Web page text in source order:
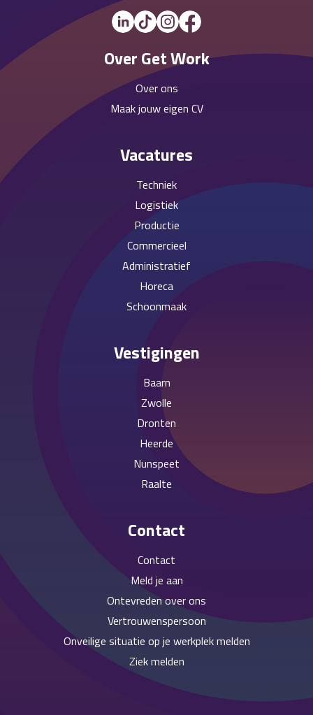
Over Get Work
Over ons
Maak jouw eigen CV
Vacatures
Techniek
Logistiek
Productie
Commercieel
Administratief
Horeca
Schoonmaak
Vestigingen
Baarn
Zwolle
Dronten
Heerde
Nunspeet
Raalte
Contact
Contact
Meld je aan
Ontevreden over ons
Vertrouwenspersoon
Onveilige situatie op je werkplek melden
Ziek melden